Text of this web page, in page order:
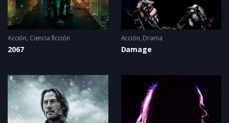
Acción, Ciencia ficción
2067
Acción, Drama
Damage